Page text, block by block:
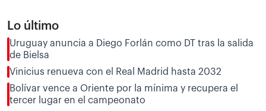
Lo último
Uruguay anuncia a Diego Forlán como DT tras la salida
de Bielsa
Vinicius renueva con el Real Madrid hasta 2032
Bolívar vence a Oriente por la mínima y recupera el
tercer lugar en el campeonato